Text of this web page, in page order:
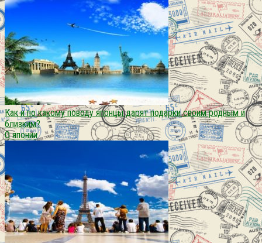
Как и по какому поводу японцы дарят подарки своим родным и
близким?
О японии